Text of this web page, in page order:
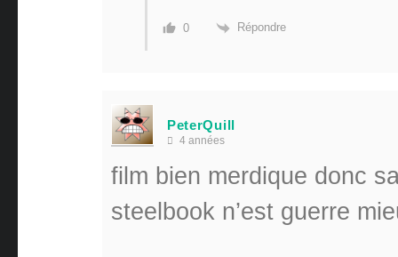
0 Répondre
PeterQuill
4 années
film bien merdique donc
steelbook n’est guerre